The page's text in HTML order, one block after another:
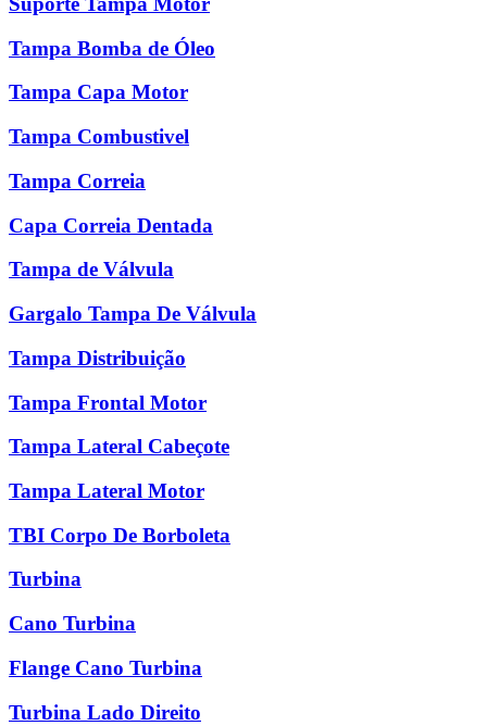
Tampa Bomba de Óleo
Tampa Capa Motor
Tampa Combustivel
Tampa Correia
Capa Correia Dentada
Tampa de Válvula
Gargalo Tampa De Válvula
Tampa Distribuição
Tampa Frontal Motor
Tampa Lateral Cabeçote
Tampa Lateral Motor
TBI Corpo De Borboleta
Turbina
Cano Turbina
Flange Cano Turbina
Turbina Lado Direito